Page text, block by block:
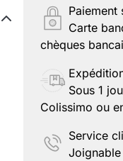
Paiement
Carte
chèques
Sous 1
Colissimo ou
Service